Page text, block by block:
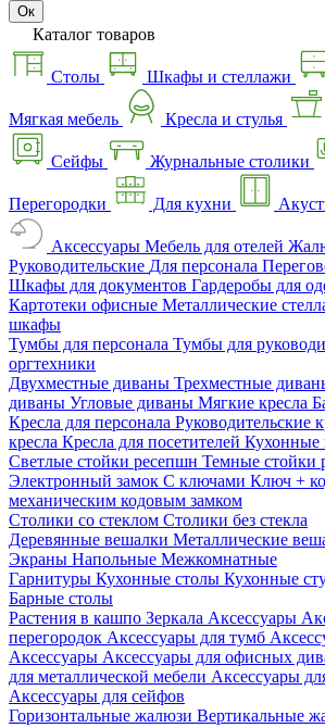
Ок
Каталог товаров
Столы Шкафы и стеллажи
Мягкая мебель Кресла и стулья
Сейфы Журнальные столики
Перегородки Для кухни
Аксессуары Мебель для отелей
Руководительские Для персонала
Шкафы для документов Гардеробы для
Картотеки офисные Металлические
шкафы
Тумбы для персонала Тумбы для
оргтехники
Двухместные диваны Трехместные
диваны Угловые диваны Мягкие кресла
Кресла для персонала Руководительские
кресла Кресла для посетителей Кухонные
Светлые стойки ресепшн Темные стойки
Электронный замок С ключами Ключ +
механическим кодовым замком
Столики со стеклом Столики без стекла
Деревянные вешалки Металлические
Экраны Напольные Межкомнатные
Гарнитуры Кухонные столы Кухонные
Барные столы
Растения в кашпо Зеркала Аксессуары
перегородок Аксессуары для тумб
Аксессуары Аксессуары для офисных
для металлической мебели Аксессуары
Аксессуары для сейфов
Горизонтальные жалюзи Вертикальные